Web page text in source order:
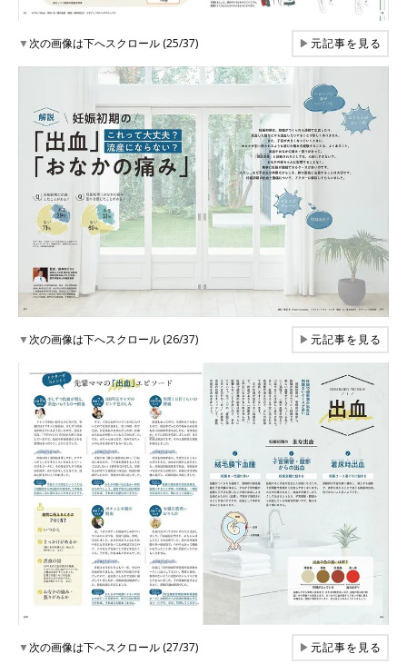
▼次の画像は下へスクロール (25/37) ▶元記事を見る
▼次の画像は下へスクロール (26/37) ▶元記事を見る
▼次の画像は下へスクロール (27/37) ▶元記事を見る